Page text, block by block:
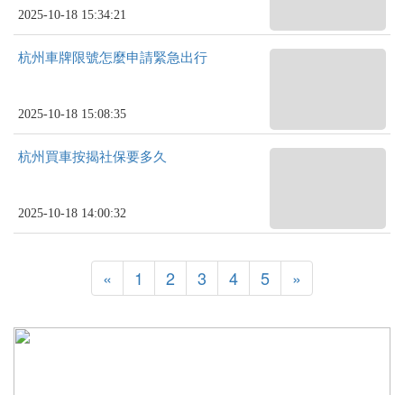
2025-10-18 15:34:21
杭州車牌限號怎麼申請緊急出行
2025-10-18 15:08:35
杭州買車按揭社保要多久
2025-10-18 14:00:32
« 1 2 3 4 5 »